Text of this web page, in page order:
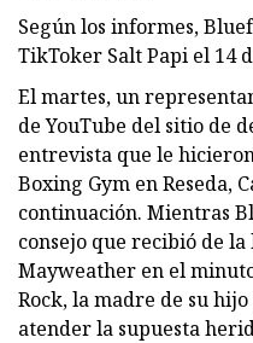
Según los informes,
TikToker Salt Papi el 14
El martes, un
de YouTube del sitio de
entrevista que le
Boxing Gym en Reseda,
continuación. Mientras
consejo que recibió de
Mayweather en el
Rock, la madre de su
atender la supuesta